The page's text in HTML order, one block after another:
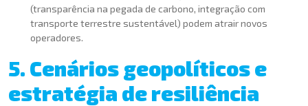
(transparência na pegada de carbono, integração com
transporte terrestre sustentável) podem atrair novos
operadores.
5. Cenários geopolíticos e
estratégia de resiliência